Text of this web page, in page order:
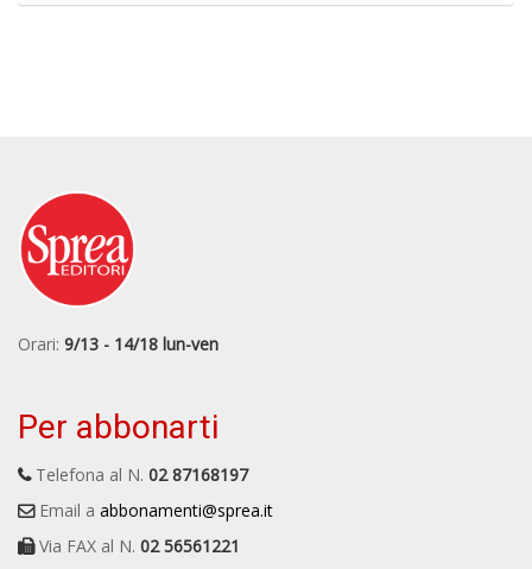
Orari: 9/13 - 14/18 lun-ven
Per abbonarti
Telefona al N. 02 87168197
Email a abbonamenti@sprea.it
Via FAX al N. 02 56561221